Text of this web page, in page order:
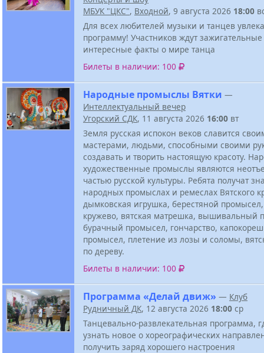
МБУК "ЦКС", Входной, 9 августа 2026 18:00
Для всех любителей музыки и танцев
программу! Участников ждут
интересные факты о мире танца
Билеты в наличии: 100
Народные промыслы Вятки —
Интеллектуальный вечер
Угорский СДК, 11 августа 2026 16:00 вт
Земля русская испокон веков славится
мастерами, людьми, способными своими
создавать и творить настоящую красоту.
художественные промыслы являются
частью русской культуры. Ребята получат
народных промыслах и ремеслах Вятского
дымковская игрушка, берестяной промысел,
кружево, вятская матрешка, вышивальный
бурачный промысел, гончарство,
промысел, плетение из лозы и соломы,
по дереву.
Билеты в наличии: 100
Программа «Делай движ» — Клуб
Рудничный ДК, 12 августа 2026 18:00 ср
Танцевально-развлекательная программа,
узнать новое о хореографических
получить заряд хорошего настроения